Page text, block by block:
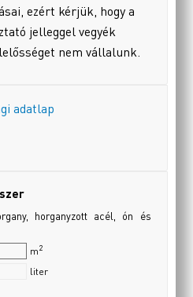
ezért kérjük, hogy a
jelleggel vegyék
nem vállalunk.
adatlap
horganyzott acél, ón és
m2
liter